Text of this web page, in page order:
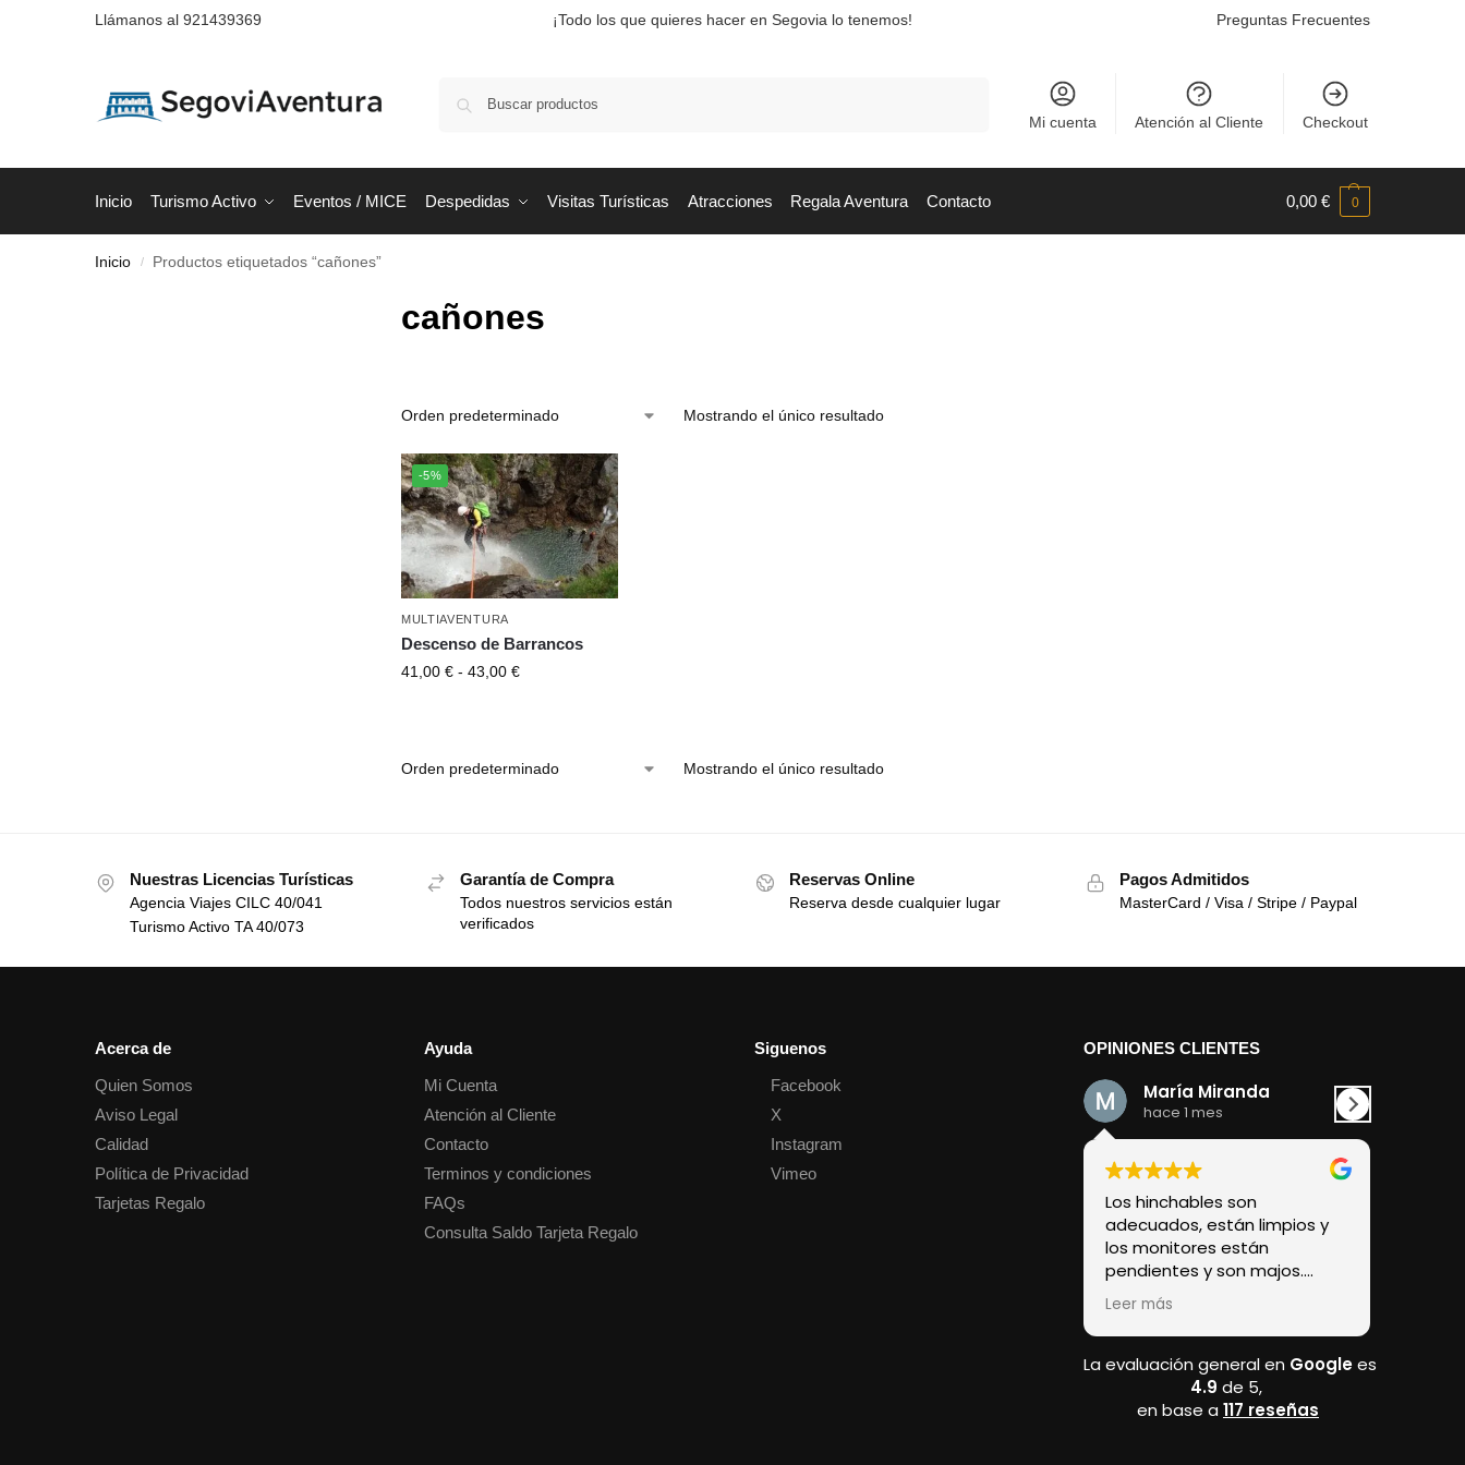
Llámanos al 921439369 ¡Todo los que quieres hacer en Segovia lo tenemos! Preguntas Frecuentes
Mi cuenta Atención al Cliente Checkout
Inicio Turismo Activo Eventos / MICE Despedidas Visitas Turísticas Atracciones Regala Aventura Contacto 0,00 € 0
Inicio / Productos etiquetados “cañones”
cañones
Mostrando el único resultado
-5%
MULTIAVENTURA
Descenso de Barrancos
41,00 € - 43,00 €
Mostrando el único resultado
Nuestras Licencias Turísticas
Agencia Viajes CILC 40/041
Turismo Activo TA 40/073
Garantía de Compra
Todos nuestros servicios están
verificados
Reservas Online
Reserva desde cualquier lugar
Pagos Admitidos
MasterCard / Visa / Stripe / Paypal
Acerca de
Quien Somos
Aviso Legal
Calidad
Política de Privacidad
Tarjetas Regalo
Ayuda
Mi Cuenta
Atención al Cliente
Contacto
Terminos y condiciones
FAQs
Consulta Saldo Tarjeta Regalo
Siguenos
Facebook
X
Instagram
Vimeo
OPINIONES CLIENTES
María Miranda
hace 1 mes
Los hinchables son
adecuados, están limpios y
los monitores están
pendientes y son majos.
Ponen unas mantas grandes
en la base que se amplían
bastante para que se
descalcen y pongan zapatos.
Leer más
La evaluación general en Googlees
4.9 de 5,
en base a 117 reseñas